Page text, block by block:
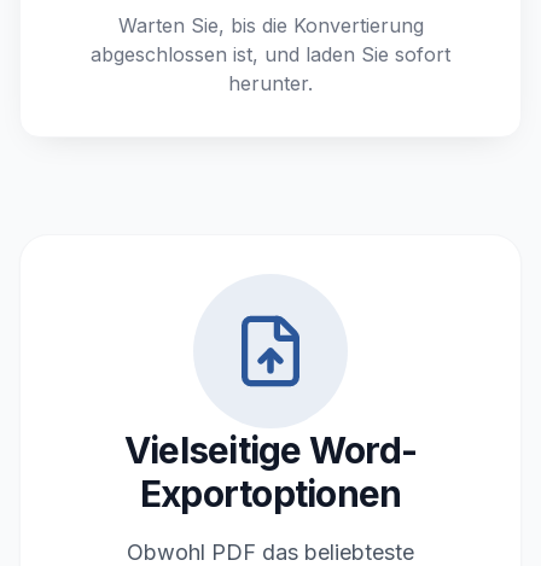
Warten Sie, bis die Konvertierung
abgeschlossen ist, und laden Sie sofort
herunter.
Vielseitige Word-
Exportoptionen
Obwohl PDF das beliebteste